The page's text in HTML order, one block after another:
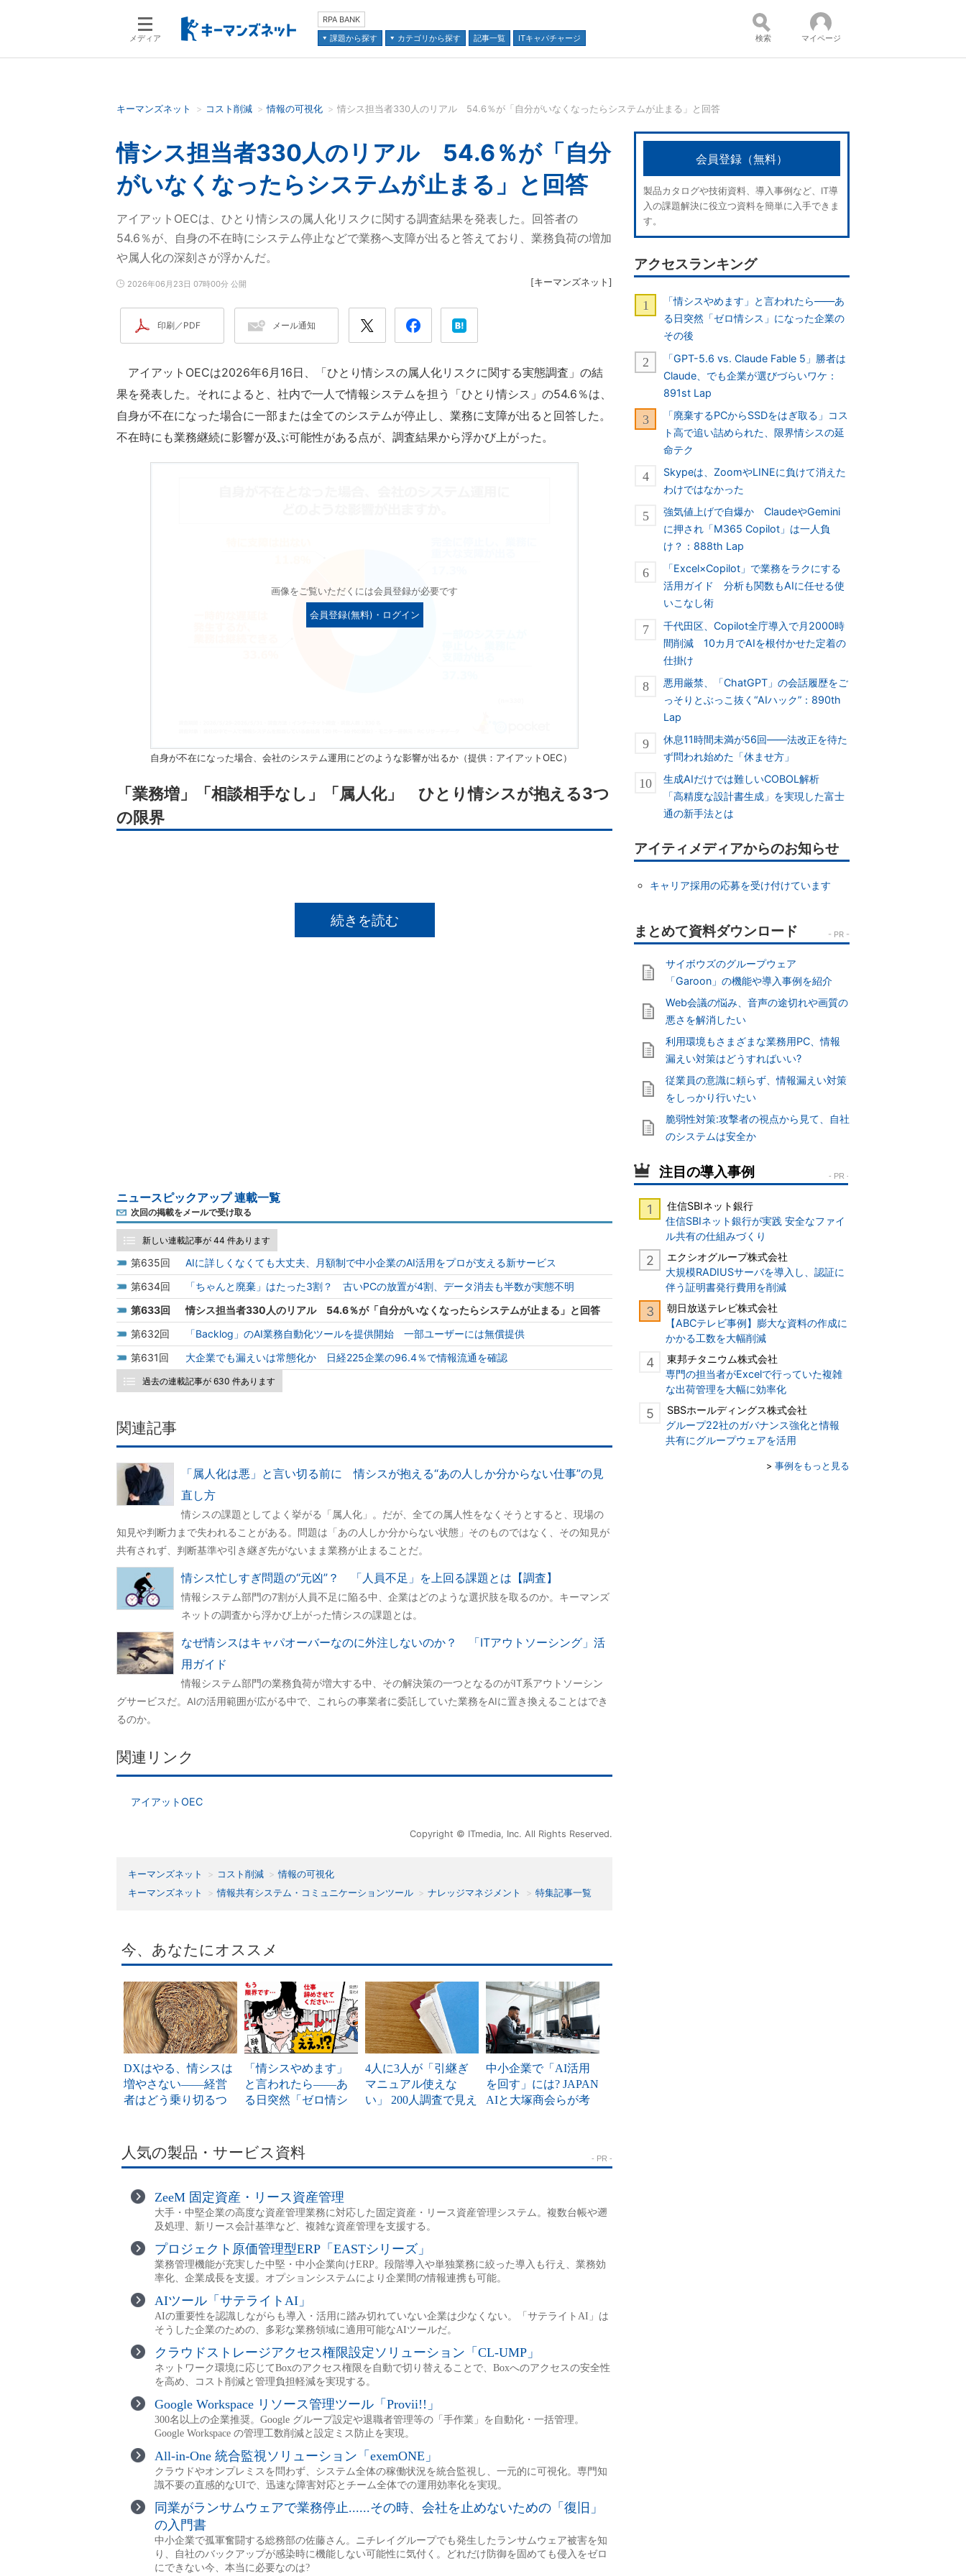
メディア
RPA BANK
課題から探す
カテゴリから探す 記事一覧 ITキャパチャージ
検索語を入力してください コンテンツ：
並び順：
検索 マイページ
キーマンズネット コスト削減 情報の可視化 情シス担当者330人のリアル 54.6％が「自分がいなくなったらシステムが止まる」と回答
情シス担当者330人のリアル 54.6％が「自分
がいなくなったらシステムが止まる」と回答
アイアットOECは、ひとり情シスの属人化リスクに関する調査結果を発表した。回答者の
54.6％が、自身の不在時にシステム停止などで業務へ支障が出ると答えており、業務負荷の増加
や属人化の深刻さが浮かんだ。
2026年06月23日 07時00分 公開 [キーマンズネット ]
印刷／PDF メール通知
アイアットOECは2026年6月16日、「ひとり情シスの属人化リスクに関する実態調査」の結
果を発表した。それによると、社内で一人で情報システムを担う「ひとり情シス」の54.6％は、
自身が不在になった場合に一部または全てのシステムが停止し、業務に支障が出ると回答した。
不在時にも業務継続に影響が及ぶ可能性がある点が、調査結果から浮かび上がった。
画像をご覧いただくには会員登録が必要です
会員登録(無料)・ログイン
自身が不在になった場合、会社のシステム運用にどのような影響が出るか（提供：アイアットOEC）
「業務増」「相談相手なし」「属人化」 ひとり情シスが抱える3つ
の限界
続きを読む
ニュースピックアップ 連載一覧
次回の掲載をメールで受け取る
新しい連載記事が 44 件あります
635
AIに詳しくなくても大丈夫、月額制で中小企業のAI活用をプロが支える新サービス
634
「ちゃんと廃棄」はたった3割？ 古いPCの放置が4割、データ消去も半数が実態不明
633
情シス担当者330人のリアル 54.6％が「自分がいなくなったらシステムが止まる」と回答
632
「Backlog」のAI業務自動化ツールを提供開始 一部ユーザーには無償提供
631
大企業でも漏えいは常態化か 日経225企業の96.4％で情報流通を確認
過去の連載記事が 630 件あります
関連記事
「属人化は悪」と言い切る前に 情シスが抱える“あの人しか分からない仕事”の見
直し方
情シスの課題としてよく挙がる「属人化」。だが、全ての属人性をなくそうとすると、現場の
知見や判断力まで失われることがある。問題は「あの人しか分からない状態」そのものではなく、その知見が
共有されず、判断基準や引き継ぎ先がないまま業務が止まることだ。
情シス忙しすぎ問題の“元凶”？ 「人員不足」を上回る課題とは【調査】
情報システム部門の7割が人員不足に陥る中、企業はどのような選択肢を取るのか。キーマンズ
ネットの調査から浮かび上がった情シスの課題とは。
なぜ情シスはキャパオーバーなのに外注しないのか？ 「ITアウトソーシング」活
用ガイド
情報システム部門の業務負荷が増大する中、その解決策の一つとなるのがIT系アウトソーシン
グサービスだ。AIの活用範囲が広がる中で、これらの事業者に委託していた業務をAIに置き換えることはでき
るのか。
関連リンク
アイアットOEC
Copyright © ITmedia, Inc. All Rights Reserved.
キーマンズネット コスト削減
情報の可視化
キーマンズネット
情報共有システム・コミュニケーションツール ナレッジマネジメント 特集記事一覧
会員登録（無料）
製品カタログや技術資料、導入事例など、IT導
入の課題解決に役立つ資料を簡単に入手できま
す。
アクセスランキング
「情シスやめます」と言われたら――あ
る日突然「ゼロ情シス」になった企業の
その後
「GPT-5.6 vs. Claude Fable 5」勝者は
Claude、でも企業が選びづらいワケ：
891st Lap
「廃棄するPCからSSDをはぎ取る」コス
ト高で追い詰められた、限界情シスの延
命テク
Skypeは、ZoomやLINEに負けて消えた
わけではなかった
強気値上げで自爆か ClaudeやGemini
に押され「M365 Copilot」は一人負
け？：888th Lap
「Excel×Copilot」で業務をラクにする
活用ガイド 分析も関数もAIに任せる使
いこなし術
千代田区、Copilot全庁導入で月2000時
間削減 10カ月でAIを根付かせた定着の
仕掛け
悪用厳禁、「ChatGPT」の会話履歴をご
っそりとぶっこ抜く“AIハック”：890th
Lap
休息11時間未満が56回――法改正を待た
ず問われ始めた「休ませ方」
生成AIだけでは難しいCOBOL解析
「高精度な設計書生成」を実現した富士
通の新手法とは
アイティメディアからのお知らせ
キャリア採用の応募を受け付けています
サイボウズのグループウェア
「Garoon」の機能や導入事例を紹介
Web会議の悩み、音声の途切れや画質の
悪さを解消したい
利用環境もさまざまな業務用PC、情報
漏えい対策はどうすればいい?
従業員の意識に頼らず、情報漏えい対策
をしっかり行いたい
脆弱性対策:攻撃者の視点から見て、自社
のシステムは安全か